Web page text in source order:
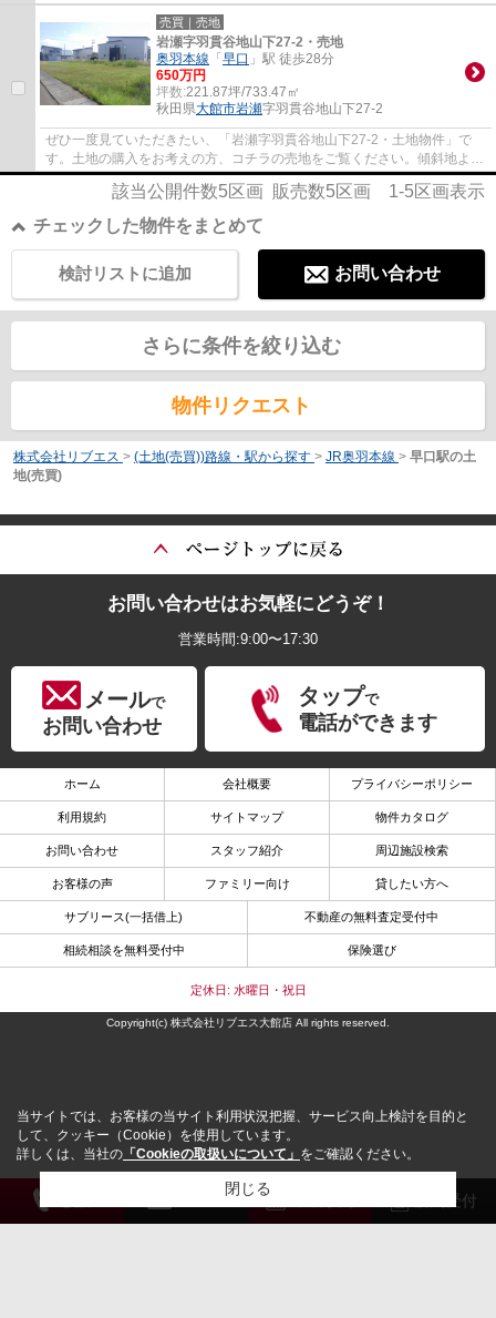
品を買うのに便利な薬王堂 大館田代店があり...
売買｜売地
岩瀬字羽貫谷地山下27-2・売地
奥羽本線 「 早口 」駅 徒歩28分
650万円
坪数:221.87坪/733.47㎡
秋田県大館市岩瀬字羽貫谷地山下27-2
ぜひ一度見ていただきたい、「岩瀬字羽貫谷地山下27-2・土地物件」で
す。土地の購入をお考えの方、コチラの売地をご覧ください。傾斜地より
建築が楽な平坦地です。土地面積は733.47㎡(...
該当公開件数5区画 販売数5区画 1-5区画表示
チェックした物件をまとめて
お問い合わせ
検討リストに追加
さらに条件を絞り込む
物件リクエスト
株式会社リブエス > (土地(売買))路線・駅から探す > JR奥羽本線 > 早口駅の土
地(売買)
解約受付
お問い合わせはお気軽にどうぞ！
営業時間:9:00〜17:30
メールで
お問い合わせ
タップで
電話ができます
ホーム 会社概要 プライバシーポリシー
利用規約 サイトマップ 物件カタログ
お問い合わせ スタッフ紹介 周辺施設検索
お客様の声 ファミリー向け 貸したい方へ
サブリース(一括借上) 不動産の無料査定受付中
相続相談を無料受付中 保険選び
定休日: 水曜日・祝日
Copyright(c) 株式会社リブエス大館店 All rights reserved.
当サイトでは、お客様の当サイト利用状況把握、サービス向上検討を目的と
して、クッキー（Cookie）を使用しています。
詳しくは、当社の 「Cookieの取扱いについて」 をご確認ください。
閉じる